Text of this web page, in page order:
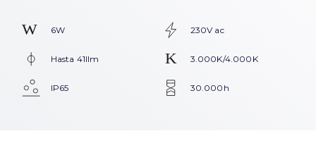
6W
Hasta 41llm
IP65
230V ac
3.000K/4.000K
30.000h